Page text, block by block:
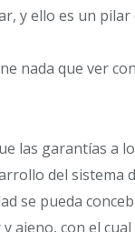
y ello es un
nada que ver
las garantías a
del sistema
se pueda
ajeno, con el